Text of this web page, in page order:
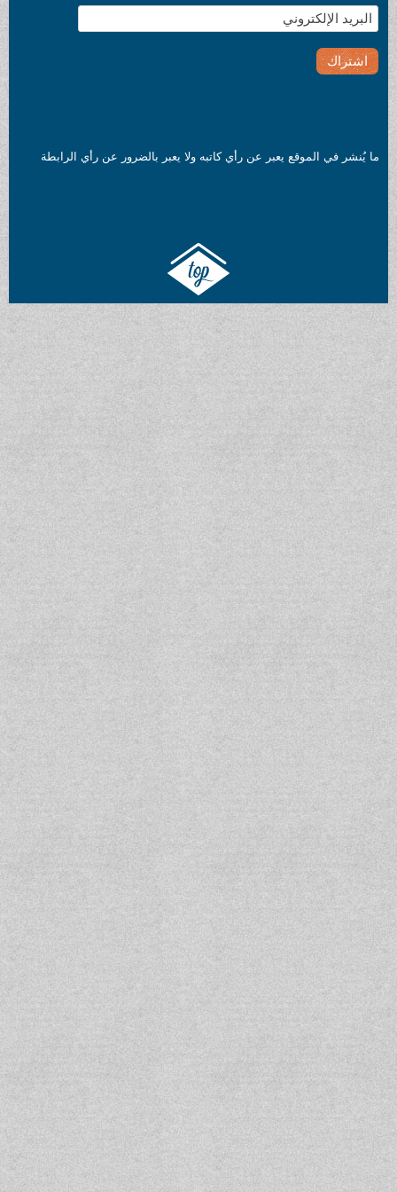
عن رأي كاتبه ولا يعبر بالضرور عن رأي الرابطة